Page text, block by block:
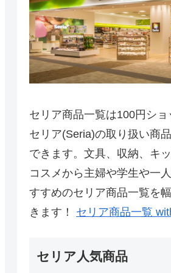
セリア商品一覧は100円シ
セリア(Seria)の取り扱い商
できます。文具、収納、キ
コスメから主婦や学生や一
すすめのセリア商品一覧を
きます！ セリア商品一覧
セリア人気商品